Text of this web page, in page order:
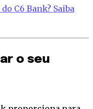
C6 Bank? Saiba
o seu